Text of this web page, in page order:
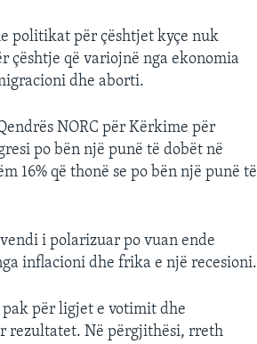
politikat për çështjet kyçe nuk
çështje që variojnë nga ekonomia
dhe aborti.
NORC për Kërkime për
po bën një punë të dobët në
16% që thonë se po bën një punë të
i polarizuar po vuan ende
inflacioni dhe frika e një recesioni.
për ligjet e votimit dhe
rezultatet. Në përgjithësi, rreth